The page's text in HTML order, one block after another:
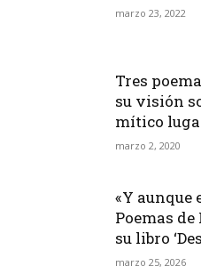
marzo 23, 2022
Tres
su visión
mítico
marzo 2, 2020
«Y aunque
Poemas
su libro
marzo 25, 2026